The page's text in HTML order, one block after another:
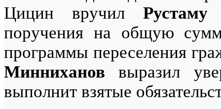
Цицин вручил
поручения на общую
программы переселения
Минниханов выразил
выполнит взятые